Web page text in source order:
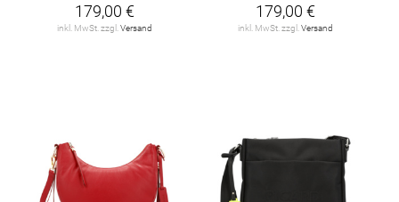
179,00 €
inkl. MwSt. zzgl. Versand
179,00 €
inkl. MwSt. zzgl. Versand